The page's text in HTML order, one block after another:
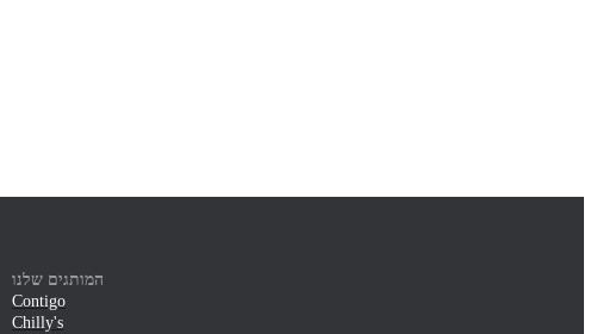
המותגים שלנו
Contigo
Chilly's